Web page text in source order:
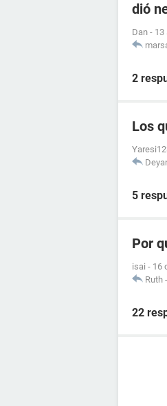
dió
Dan - 13
2
Los
5
Por
isai - 16
Ruth -
22